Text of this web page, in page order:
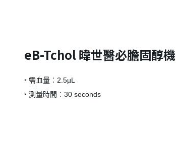
eB-Tchol 暐世醫必膽固醇機
‣ 需血量︰2.5µL
‣ 測量時間︰30 seconds